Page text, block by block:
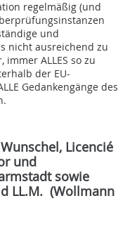
regelmäßig (und
und
nicht ausreichend zu
ALLES so zu
der EU-
Gedankengänge des
Licencié
und
sowie
LL.M. (Wollmann